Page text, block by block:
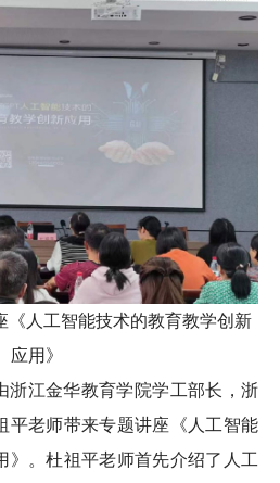
《人工智能技术的教育教学创新
应用》
浙江金华教育学院学工部长，浙
平老师带来专题讲座《人工智能
》。杜祖平老师首先介绍了人工